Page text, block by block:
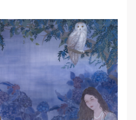
免责声明。参加者签名/勾选
晓并同意。
，并且同意。
免责声明。参加者签名/勾选
晓并同意。
，并且同意。
免责声明。参加者签名/勾选
晓并同意。
，并且同意。